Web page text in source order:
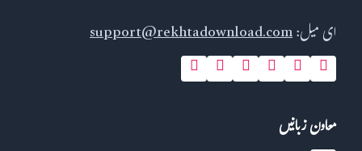
ای میل:support@rekhtadownload.com
معاون زبانیں